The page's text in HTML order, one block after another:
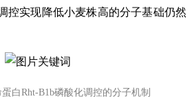
控实现降低小麦株高的分子基础仍然
白Rht-B1b磷酸化调控的分子机制